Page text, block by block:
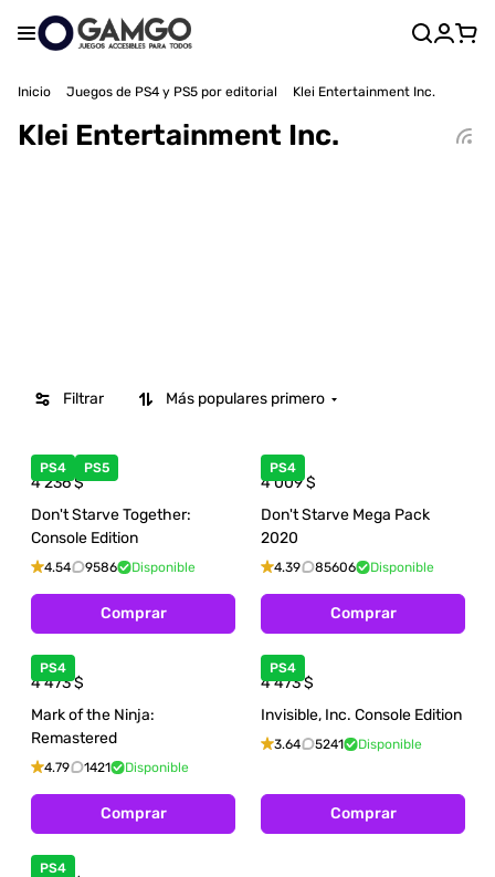
Inicio Juegos de PS4 y PS5 por editorial Klei Entertainment Inc.
Klei Entertainment Inc.
Filtrar Más populares primero
PS4 PS5
4 236$
Don't Starve Together:
Console Edition
4.54 9586 Disponible
Comprar
PS4
4 009$
Don't Starve Mega Pack
2020
4.39 85606 Disponible
Comprar
PS4
4 473$
Mark of the Ninja:
Remastered
4.79 1421 Disponible
Comprar
PS4
4 473$
Invisible, Inc. Console Edition
3.64 5241 Disponible
Comprar
PS4